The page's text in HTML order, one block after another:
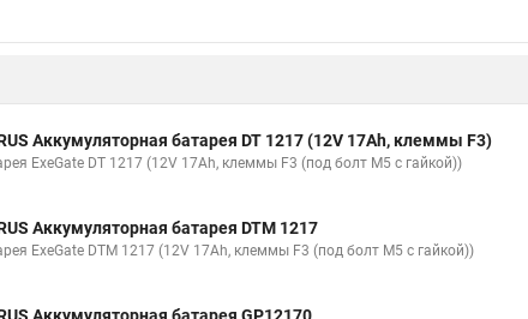
Аккумуляторная батарея DT 1217 (12V 17Ah, клеммы F3)
ExeGate DT 1217 (12V 17Ah, клеммы F3 (под болт М5 с гайкой))
Аккумуляторная батарея DTM 1217
ExeGate DTM 1217 (12V 17Ah, клеммы F3 (под болт М5 с гайкой))